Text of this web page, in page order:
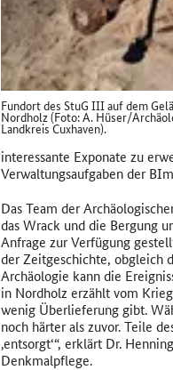
Fundort des StuG III auf dem
Nordholz (Foto: A. Hüser/
Landkreis Cuxhaven).
interessante Exponate zu
Verwaltungsaufgaben der
Das Team der
das Wrack und die Bergung
Anfrage zur Verfügung
der Zeitgeschichte, obgleich
Archäologie kann die
in Nordholz erzählt vom
wenig Überlieferung gibt.
noch härter als zuvor. Teile
‚entsorgt‘“, erklärt Dr.
Denkmalpflege.